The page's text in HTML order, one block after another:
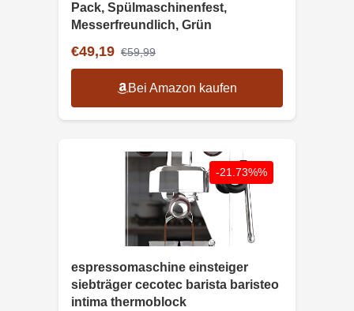
Pack, Spülmaschinenfest,
Messerfreundlich, Grün
€49,19 €59,99
Bei Amazon kaufen
-21.73%%
espressomaschine einsteiger
siebträger cecotec barista baristeo
intima thermoblock